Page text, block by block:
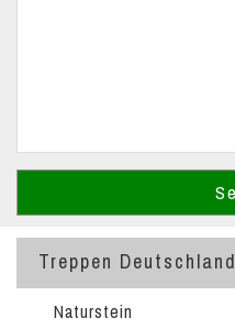
Treppen Deutschland
Naturstein